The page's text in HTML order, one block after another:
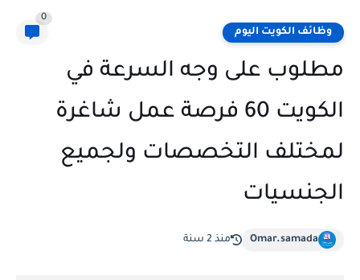
وظائف الكويت اليوم
0
مطلوب على وجه السرعة في
الكويت 60 فرصة عمل شاغرة
لمختلف التخصصات ولجميع
الجنسيات
Omar.samada منذ 2 سنة